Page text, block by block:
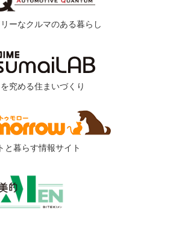
ーなクルマのある暮らし
究める住まいづくり
と暮らす情報サイト